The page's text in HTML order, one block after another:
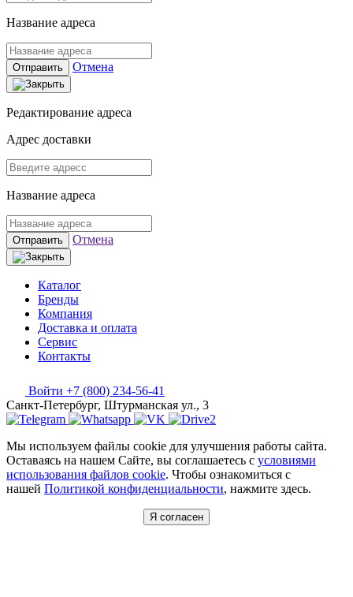
Название адреса
Отправить Отмена
Редактирование адреса
Адрес доставки
Название адреса
Отправить Отмена
Каталог
Бренды
Компания
Доставка и оплата
Сервис
Контакты
Войти +7 (800) 234-56-41
Санкт-Петербург, Штурманская ул., 3
Мы используем файлы cookie для улучшения работы сайта.
Оставаясь на нашем Сайте, вы соглашаетесь с условиями
использования файлов cookie. Чтобы ознакомиться с
нашей Политикой конфиденциальности, нажмите здесь.
Я согласен